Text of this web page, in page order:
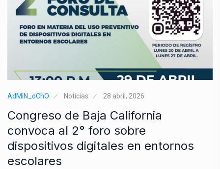
AdMiN_oChO Noticias 28 abril, 2026
Congreso de Baja California
convoca al 2° foro sobre
dispositivos digitales en entornos
escolares